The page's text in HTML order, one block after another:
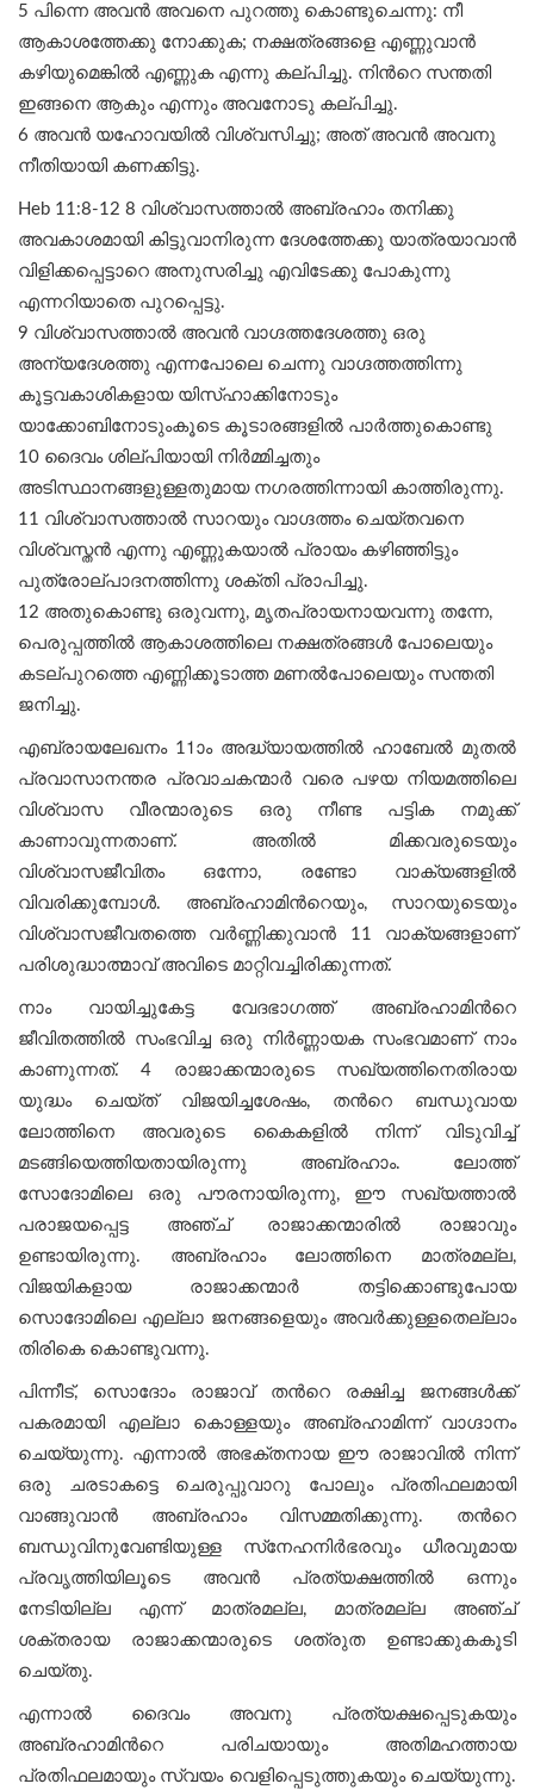
5 പിന്നെ അവൻ അവനെ പുറത്തു കൊണ്ടുചെന്നു: നീ
ആകാശത്തേക്കു നോക്കുക; നക്ഷത്രങ്ങളെ എണ്ണുവാൻ
കഴിയുമെങ്കിൽ എണ്ണുക എന്നു കല്പിച്ചു. നിന്‍റെ സന്തതി
ഇങ്ങനെ ആകും എന്നും അവനോടു കല്പിച്ചു.
6 അവൻ യഹോവയിൽ വിശ്വസിച്ചു; അത് അവൻ അവനു
നീതിയായി കണക്കിട്ടു.
Heb 11:8-12 8 വിശ്വാസത്താൽ അബ്രഹാം തനിക്കു
അവകാശമായി കിട്ടുവാനിരുന്ന ദേശത്തേക്കു യാത്രയാവാൻ
വിളിക്കപ്പെട്ടാറെ അനുസരിച്ചു എവിടേക്കു പോകുന്നു
എന്നറിയാതെ പുറപ്പെട്ടു.
9 വിശ്വാസത്താൽ അവൻ വാഗ്ദത്തദേശത്തു ഒരു
അന്യദേശത്തു എന്നപോലെ ചെന്നു വാഗ്ദത്തത്തിന്നു
കൂട്ടവകാശികളായ യിസ്ഹാക്കിനോടും
യാക്കോബിനോടുംകൂടെ കൂടാരങ്ങളിൽ പാർത്തുകൊണ്ടു
10 ദൈവം ശില്പിയായി നിർമ്മിച്ചതും
അടിസ്ഥാനങ്ങളുള്ളതുമായ നഗരത്തിന്നായി കാത്തിരുന്നു.
11 വിശ്വാസത്താൽ സാറയും വാഗ്ദത്തം ചെയ്തവനെ
വിശ്വസ്തൻ എന്നു എണ്ണുകയാൽ പ്രായം കഴിഞ്ഞിട്ടും
പുത്രോല്പാദനത്തിന്നു ശക്തി പ്രാപിച്ചു.
12 അതുകൊണ്ടു ഒരുവന്നു, മൃതപ്രായനായവന്നു തന്നേ,
പെരുപ്പത്തിൽ ആകാശത്തിലെ നക്ഷത്രങ്ങൾ പോലെയും
കടല്പുറത്തെ എണ്ണിക്കൂടാത്ത മണൽപോലെയും സന്തതി
ജനിച്ചു.
എബ്രായലേഖനം 11ാം അദ്ധ്യായത്തില്‍ ഹാബേല്‍ മുതല്‍
പ്രവാസാനന്തര പ്രവാചകന്മാര്‍ വരെ പഴയ നിയമത്തിലെ
വിശ്വാസ വീരന്മാരുടെ ഒരു നീണ്ട പട്ടിക നമുക്ക്
കാണാവുന്നതാണ്. അതില്‍ മിക്കവരുടെയും
വിശ്വാസജീവിതം ഒന്നോ, രണ്ടോ വാക്യങ്ങളില്‍
വിവരിക്കുമ്പോള്‍. അബ്രഹാമിന്‍റെയും, സാറയുടെയും
വിശ്വാസജീവതത്തെ വര്‍ണ്ണിക്കുവാന്‍ 11 വാക്യങ്ങളാണ്
പരിശുദ്ധാത്മാവ് അവിടെ മാറ്റിവച്ചിരിക്കുന്നത്.
നാം വായിച്ചുകേട്ട വേദഭാഗത്ത് അബ്രഹാമിന്‍റെ
ജീവിതത്തില്‍ സംഭവിച്ച ഒരു നിര്‍ണ്ണായക സംഭവമാണ് നാം
കാണുന്നത്. 4 രാജാക്കന്മാരുടെ സഖ്യത്തിനെതിരായ
യുദ്ധം ചെയ്ത് വിജയിച്ചശേഷം, തന്‍റെ ബന്ധുവായ
ലോത്തിനെ അവരുടെ കൈകളിൽ നിന്ന് വിടുവിച്ച്
മടങ്ങിയെത്തിയതായിരുന്നു അബ്രഹാം. ലോത്ത്
സോദോമിലെ ഒരു പൗരനായിരുന്നു, ഈ സഖ്യത്താൽ
പരാജയപ്പെട്ട അഞ്ച് രാജാക്കന്മാരിൽ രാജാവും
ഉണ്ടായിരുന്നു. അബ്രഹാം ലോത്തിനെ മാത്രമല്ല,
വിജയികളായ രാജാക്കന്മാർ തട്ടിക്കൊണ്ടുപോയ
സൊദോമിലെ എല്ലാ ജനങ്ങളെയും അവര്‍ക്കുള്ളതെല്ലാം
തിരികെ കൊണ്ടുവന്നു.
പിന്നീട്, സൊദോം രാജാവ് തന്‍റെ രക്ഷിച്ച ജനങ്ങൾക്ക്
പകരമായി എല്ലാ കൊള്ളയും അബ്രഹാമിന്ന് വാഗ്ദാനം
ചെയ്യുന്നു. എന്നാൽ അഭക്തനായ ഈ രാജാവിൽ നിന്ന്
ഒരു ചരടാകട്ടെ ചെരുപ്പുവാറു പോലും പ്രതിഫലമായി
വാങ്ങുവാൻ അബ്രഹാം വിസമ്മതിക്കുന്നു. തന്‍റെ
ബന്ധുവിനുവേണ്ടിയുള്ള സ്‌നേഹനിർഭരവും ധീരവുമായ
പ്രവൃത്തിയിലൂടെ അവൻ പ്രത്യക്ഷത്തിൽ ഒന്നും
നേടിയില്ല എന്ന് മാത്രമല്ല, മാത്രമല്ല അഞ്ച്
ശക്തരായ രാജാക്കന്മാരുടെ ശത്രുത ഉണ്ടാക്കുകകൂടി
ചെയ്തു.
എന്നാൽ ദൈവം അവനു പ്രത്യക്ഷപ്പെടുകയും
അബ്രഹാമിന്‍റെ പരിചയായും അതിമഹത്തായ
പ്രതിഫലമായും സ്വയം വെളിപ്പെടുത്തുകയും ചെയ്യുന്നു.